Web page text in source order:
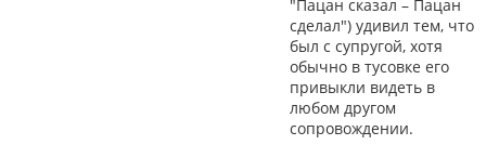
"Пацан сказал – Пацан
сделал") удивил тем, что
был с супругой, хотя
обычно в тусовке его
привыкли видеть в
любом другом
сопровождении.